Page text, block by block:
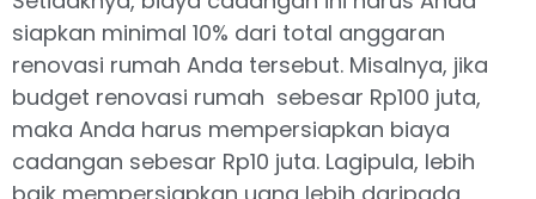
siapkan minimal 10% dari total anggaran
renovasi rumah Anda tersebut. Misalnya, jika
budget renovasi rumah sebesar Rp100 juta,
maka Anda harus mempersiapkan biaya
cadangan sebesar Rp10 juta. Lagipula, lebih